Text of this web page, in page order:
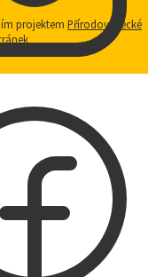
projektem Přírodovědecké